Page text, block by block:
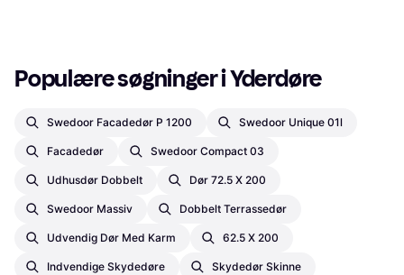
Populære søgninger i Yderdøre
Swedoor Facadedør P 1200 Swedoor Unique 01l
Facadedør Swedoor Compact 03
Udhusdør Dobbelt Dør 72.5 X 200
Swedoor Massiv Dobbelt Terrassedør
Udvendig Dør Med Karm 62.5 X 200
Indvendige Skydedøre Skydedør Skinne